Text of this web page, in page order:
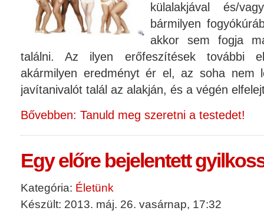
külalakjával és/
bármilyen
akkor sem fogja
találni. Az ilyen erőfeszítések további
akármilyen eredményt ér el, az soha nem
javítanivalót talál az alakján, és a végén
Bővebben: Tanuld meg szeretni a testedet!
Egy előre bejelentett
Kategória: Életünk
Készült: 2013. máj. 26. vasárnap, 17:32